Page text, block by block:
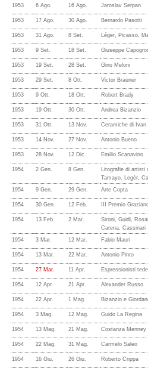
1953 6 Ago. 16 Ago. Jaroslav Serpan
1953 17 Ago. 30 Ago. Bernardo Pasotti
1953 31 Ago. 8 Set. Léger, Picasso,
1953 9 Set. 18 Set. Giuseppe
1953 19 Set. 28 Set. Gino Meloni
1953 29 Set. 8 Ott. Victor Brauner
1953 9 Ott. 18 Ott. Robert Brady
1953 19 Ott. 30 Ott. Andrea Bizanzio
1953 31 Ott. 13 Nov. Ceramiche di Ivan
1953 14 Nov. 27 Nov. Antonio Bueno
1953 28 Nov. 12 Dic. Emilio Scanavino
1954 2 Gen. 8 Gen.
Litografie di artisti
Tamayo, Legér,
1954
9 Gen. 29 Gen. Arte Copta
1954 30 Gen. 12 Feb. III Premio
1954 13 Feb. 2 Mar.
Sironi, Guidi,
Carena, Cassinari
1954
3 Mar. 12 Mar. Fabio Mauri
1954 13 Mar. 22 Mar. Antonio Pinto
1954 27 Mar. 11 Apr. Espressionisti
1954 12 Apr. 21 Apr. Alexander Russo
1954 22 Apr. 1 Mag. Bizanzio e
1954 3 Mag. 12 Mag. Guido La Regina
1954 13 Mag. 21 Mag. Costanza Menney
1954 22 Mag. 31 Mag. Carmelo Saleo
1954 16 Giu. 26 Giu. Roberto Crippa